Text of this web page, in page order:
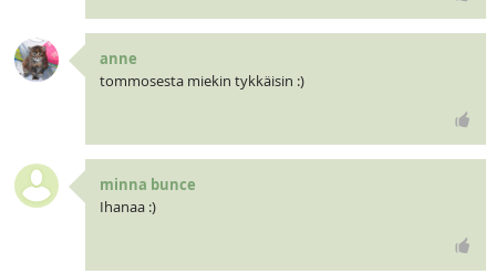
anne
tommosesta miekin tykkäisin :)
minna bunce
Ihanaa :)